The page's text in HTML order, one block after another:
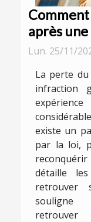
après
Lun. 25/11/
La perte
infraction
existe un
par la loi,
détaille
retrouver
souligne
retrouver